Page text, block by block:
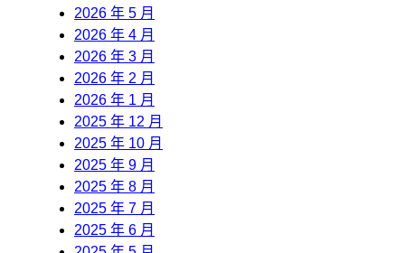
2026 年 5 月
2026 年 4 月
2026 年 3 月
2026 年 2 月
2026 年 1 月
2025 年 12 月
2025 年 10 月
2025 年 9 月
2025 年 8 月
2025 年 7 月
2025 年 6 月